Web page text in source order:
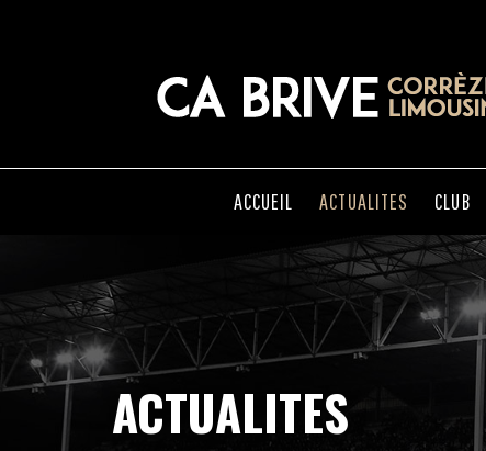
ACCUEIL ACTUALITES CLUB
ACTUALITES